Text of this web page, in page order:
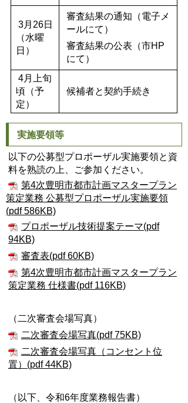
3月26日
（水曜
日）
審査結果の通知（電子メ
ールにて）
審査結果の公表（市HP
にて）
4月上旬
頃（予
定）
候補者と契約手続き
実施要領等
以下の公募型プロポーザル実施要領と資
料を熟読の上、ご参加ください。
第4次豊明市都市計画マスタープラン
策定業務 公募型プロポーザル実施要領
(pdf 586KB)
プロポーザル技術提案テーマ(pdf
94KB)
審査表(pdf 60KB)
第4次豊明市都市計画マスタープラン
策定業務 仕様書(pdf 116KB)
（二次審査会場写真）
二次審査会場写真(pdf 75KB)
二次審査会場写真（コンセント位
置）(pdf 44KB)
（以下、令和6年度業務報告書）